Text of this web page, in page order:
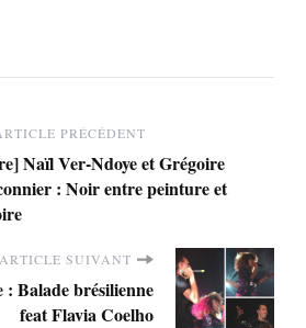
PRÉCÉDENT
Naïl Ver-Ndoye et Grégoire
: Noir entre peinture et
ARTICLE SUIVANT
: Balade brésilienne
feat Flavia Coelho